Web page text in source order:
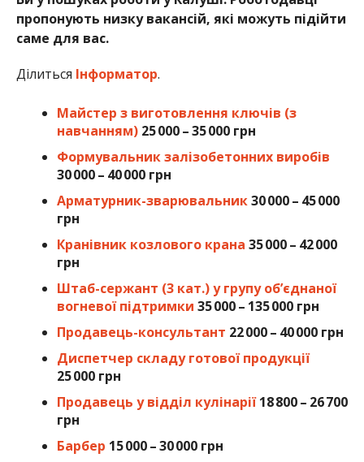
пропонують низку вакансій, які можуть підійти
саме для вас.
Ділиться Інформатор.
Майстер з виготовлення ключів (з
навчанням) 25 000 – 35 000 грн
Формувальник залізобетонних виробів
30 000 – 40 000 грн
Арматурник-зварювальник30 000 – 45 000
грн
Кранівник козлового крана 35 000 – 42 000
грн
Штаб-сержант (3 кат.) у групу об’єднаної
вогневої підтримки 35 000 – 135 000 грн
Продавець-консультант 22 000 – 40 000 грн
Диспетчер складу готової продукції
25 000 грн
Продавець у відділ кулінарії 18 800 – 26 700
грн
Барбер 15 000 – 30 000 грн